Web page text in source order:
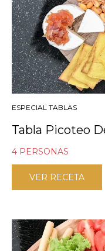
ESPECIAL TABLAS
Tabla Picoteo
4 PERSONAS
VER RECETA